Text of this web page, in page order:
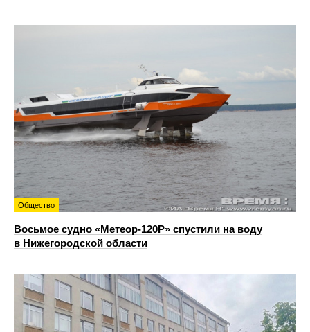
Общество
Восьмое судно «Метеор-120Р» спустили на воду
в Нижегородской области